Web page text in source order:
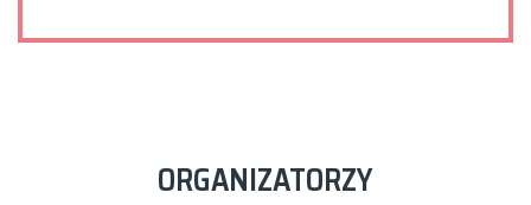
ORGANIZATORZY